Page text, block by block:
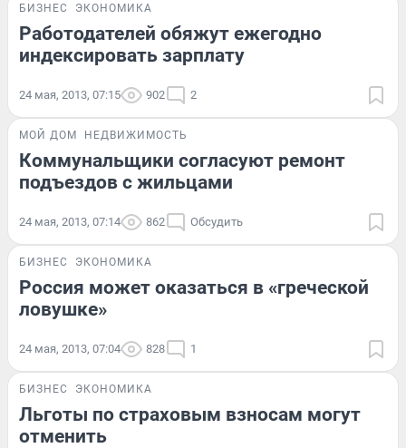
БИЗНЕС ЭКОНОМИКА
Работодателей обяжут ежегодно
индексировать зарплату
24 мая, 2013, 07:15 902 2
МОЙ ДОМ НЕДВИЖИМОСТЬ
Коммунальщики согласуют ремонт
подъездов с жильцами
24 мая, 2013, 07:14 862 Обсудить
БИЗНЕС ЭКОНОМИКА
Россия может оказаться в «греческой
ловушке»
24 мая, 2013, 07:04 828 1
БИЗНЕС ЭКОНОМИКА
Льготы по страховым взносам могут
отменить